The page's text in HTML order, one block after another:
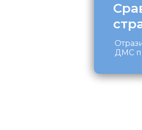
ДМС